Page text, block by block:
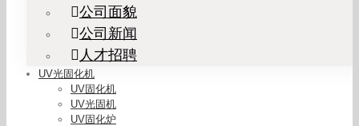
公司面貌
公司新闻
人才招聘
UV光固化机
UV固化机
UV光固机
UV固化炉